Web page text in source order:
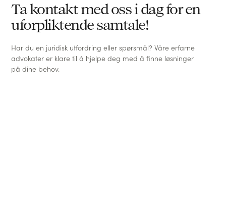
Ta kontakt med oss i dag for en
uforpliktende samtale!
Har du en juridisk utfordring eller spørsmål? Våre erfarne
advokater er klare til å hjelpe deg med å finne løsninger
på dine behov.